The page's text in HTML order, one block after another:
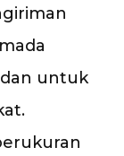
untuk